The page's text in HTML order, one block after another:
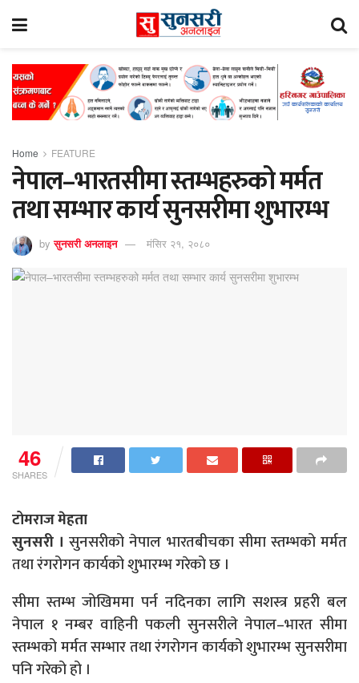
Home FEATURE
नेपाल–भारतसीमा स्तम्भहरुको मर्मत
तथा सम्भार कार्य सुनसरीमा शुभारम्भ
by सुनसरी अनलाइन मंसिर २१, २०८०
46
SHARES
टोमराज मेहता
सुनसरी । सुनसरीको नेपाल भारतबीचका सीमा स्तम्भको मर्मत
तथा रंगरोगन कार्यको शुभारम्भ गरेको छ ।
सीमा स्तम्भ जोखिममा पर्न नदिनका लागि सशस्त्र प्रहरी बल
नेपाल १ नम्बर वाहिनी पकली सुनसरीले नेपाल–भारत सीमा
स्तम्भको मर्मत सम्भार तथा रंगरोगन कार्यको शुभारम्भ सुनसरीमा
पनि गरेको हो ।